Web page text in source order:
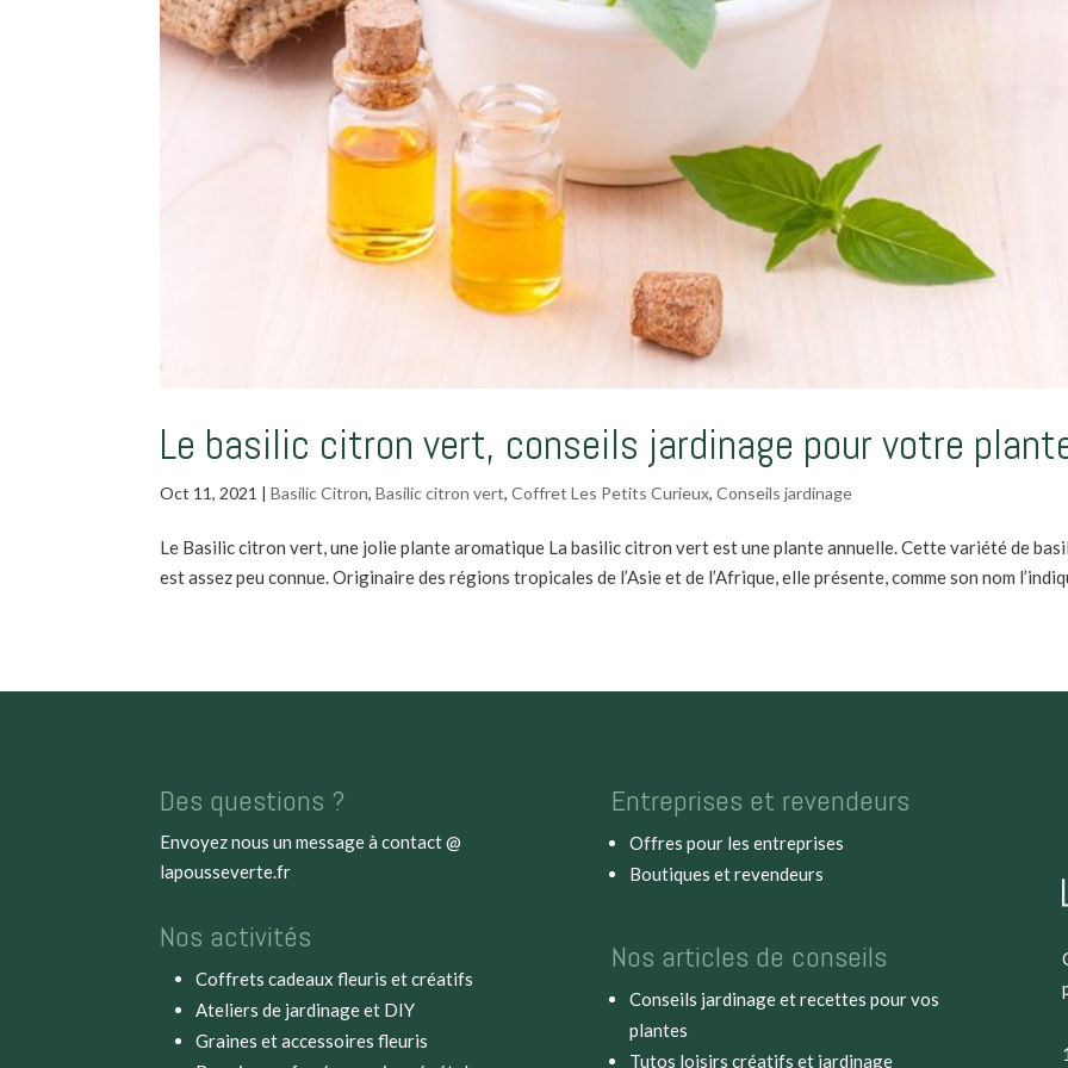
Le basilic citron vert, conseils jardinage pour votre
Oct 11, 2021 |Basilic Citron,Basilic citron vert,Coffret Les Petits Curieux,Conseils jardinage
Le Basilic citron vert, une jolie plante aromatique La basilic citron vert est une plante annuelle. Cette variété de
est assez peu connue. Originaire des régions tropicales de l’Asie et de l’Afrique, elle présente, comme son nom
Des questions ?
Envoyez nous un message à contact @
lapousseverte.fr
Nos activités
Coffrets cadeaux fleuris et créatifs
Ateliers de jardinage et DIY
Graines et accessoires fleuris
Entreprises et revendeurs
Offres pour les entreprises
Boutiques et revendeurs
Nos articles de conseils
Conseils jardinage et recettes pour vos
plantes
Tutos loisirs créatifs et jardinage